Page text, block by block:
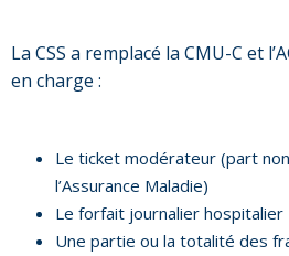
La CSS a remplacé la CMU-C et
en charge :
Le ticket modérateur (part
l’Assurance Maladie)
Le forfait journalier hospitalier
Une partie ou la totalité des